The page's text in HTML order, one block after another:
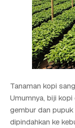
Tanaman kopi
Umumnya, biji
gembur dan
dipindahkan ke